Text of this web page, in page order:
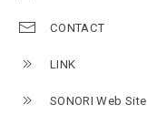
CONTACT
LINK
SONORI Web Site